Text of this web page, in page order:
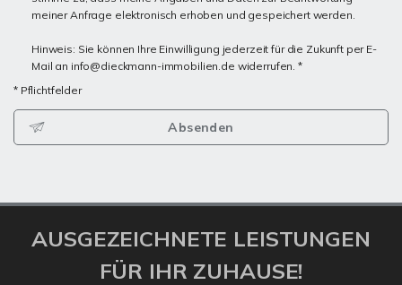
meiner Anfrage elektronisch erhoben und gespeichert werden.
Hinweis: Sie können Ihre Einwilligung jederzeit für die Zukunft per E-
Mail an info@dieckmann-immobilien.de widerrufen. *
* Pflichtfelder
Absenden
AUSGEZEICHNETE LEISTUNGEN
FÜR IHR ZUHAUSE!